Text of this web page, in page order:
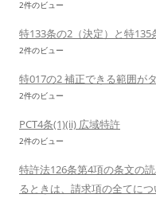
2件のビュー
特133条の2（決定）と特135
2件のビュー
特017の2 補正できる範囲が
2件のビュー
PCT4条(1)(ii) 広域特許
2件のビュー
特許法126条第4項の条文の
るときは、請求項の全てに